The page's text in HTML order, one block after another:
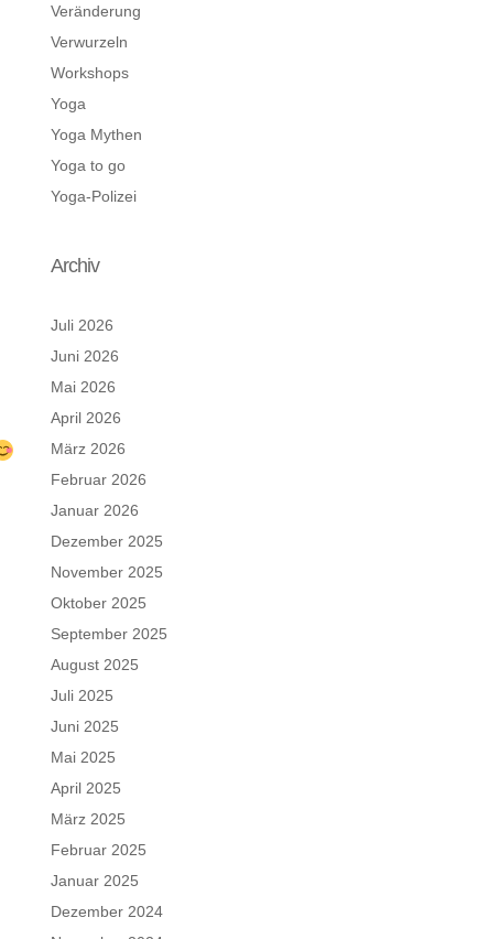
Veränderung
Verwurzeln
Workshops
Yoga
Yoga Mythen
Yoga to go
Yoga-Polizei
Archiv
Juli 2026
Juni 2026
Mai 2026
April 2026
März 2026
Februar 2026
Januar 2026
Dezember 2025
November 2025
Oktober 2025
September 2025
August 2025
Juli 2025
Juni 2025
Mai 2025
April 2025
März 2025
Februar 2025
Januar 2025
Dezember 2024